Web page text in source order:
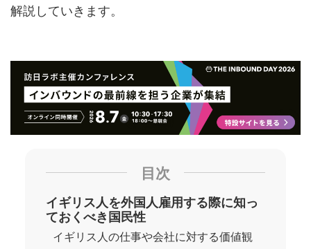
解説していきます。
目次
イギリス人を外国人雇用する際に知っ
ておくべき国民性
イギリス人の仕事や会社に対する価値観